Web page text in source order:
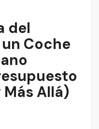
del
Coche
Allá)